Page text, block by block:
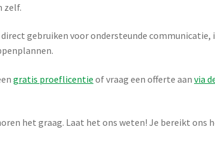
zelf.
gebruiken voor ondersteunde communicatie,
gratis proeflicentie of vraag een offerte aanvia
het graag. Laat het ons weten! Je bereikt ons